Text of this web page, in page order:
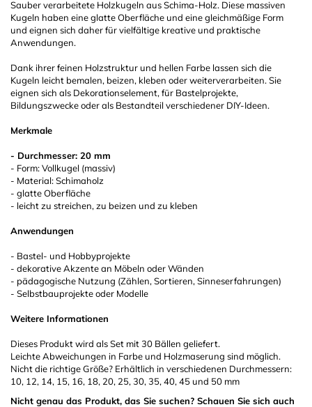
Sauber verarbeitete Holzkugeln aus Schima-Holz. Diese massiven
Kugeln haben eine glatte Oberfläche und eine gleichmäßige Form
und eignen sich daher für vielfältige kreative und praktische
Anwendungen.
Dank ihrer feinen Holzstruktur und hellen Farbe lassen sich die
Kugeln leicht bemalen, beizen, kleben oder weiterverarbeiten. Sie
eignen sich als Dekorationselement, für Bastelprojekte,
Bildungszwecke oder als Bestandteil verschiedener DIY-Ideen.
Merkmale
- Durchmesser: 20 mm
- Form: Vollkugel (massiv)
- Material: Schimaholz
- glatte Oberfläche
- leicht zu streichen, zu beizen und zu kleben
Anwendungen
- Bastel- und Hobbyprojekte
- dekorative Akzente an Möbeln oder Wänden
- pädagogische Nutzung (Zählen, Sortieren, Sinneserfahrungen)
- Selbstbauprojekte oder Modelle
Weitere Informationen
Dieses Produkt wird als Set mit 30 Bällen geliefert.
Leichte Abweichungen in Farbe und Holzmaserung sind möglich.
Nicht die richtige Größe? Erhältlich in verschiedenen Durchmessern:
10, 12, 14, 15, 16, 18, 20, 25, 30, 35, 40, 45 und 50 mm
Nicht genau das Produkt, das Sie suchen? Schauen Sie sich auch